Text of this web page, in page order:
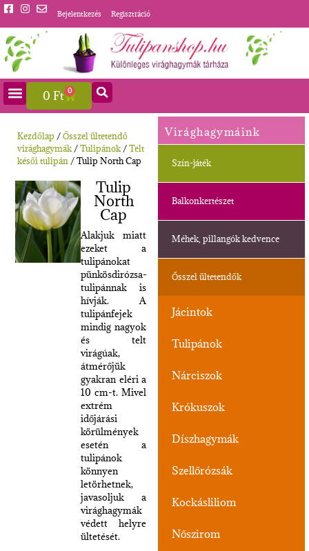
Bejelentkezés Regisztráció
0 Ft 0
Virághagymáink
Szín-játék
Balkonkertészet
Méhek, pillangók kedvence
Ősszel ültetendők
Jácintok
Tulipánok
Nárciszok
Krókuszok
Díszhagymák
Szellőrózsák
Kockásliliom
Nőszirom
Kezdőlap /Ősszel ültetendő
virághagymák/Tulipánok/Telt
késői tulipán / Tulip North Cap
Tulip
North
Cap
Alakjuk miatt
ezeket a
tulipánokat
pünkösdirózsa-
tulipánnak is
hívják. A
tulipánfejek
mindig nagyok
és telt
virágúak,
átmérőjük
gyakran eléri a
10 cm-t. Mivel
extrém
időjárási
körülmények
esetén a
tulipánok
könnyen
letörhetnek,
javasoljuk a
virághagymák
védett helyre
ültetését.